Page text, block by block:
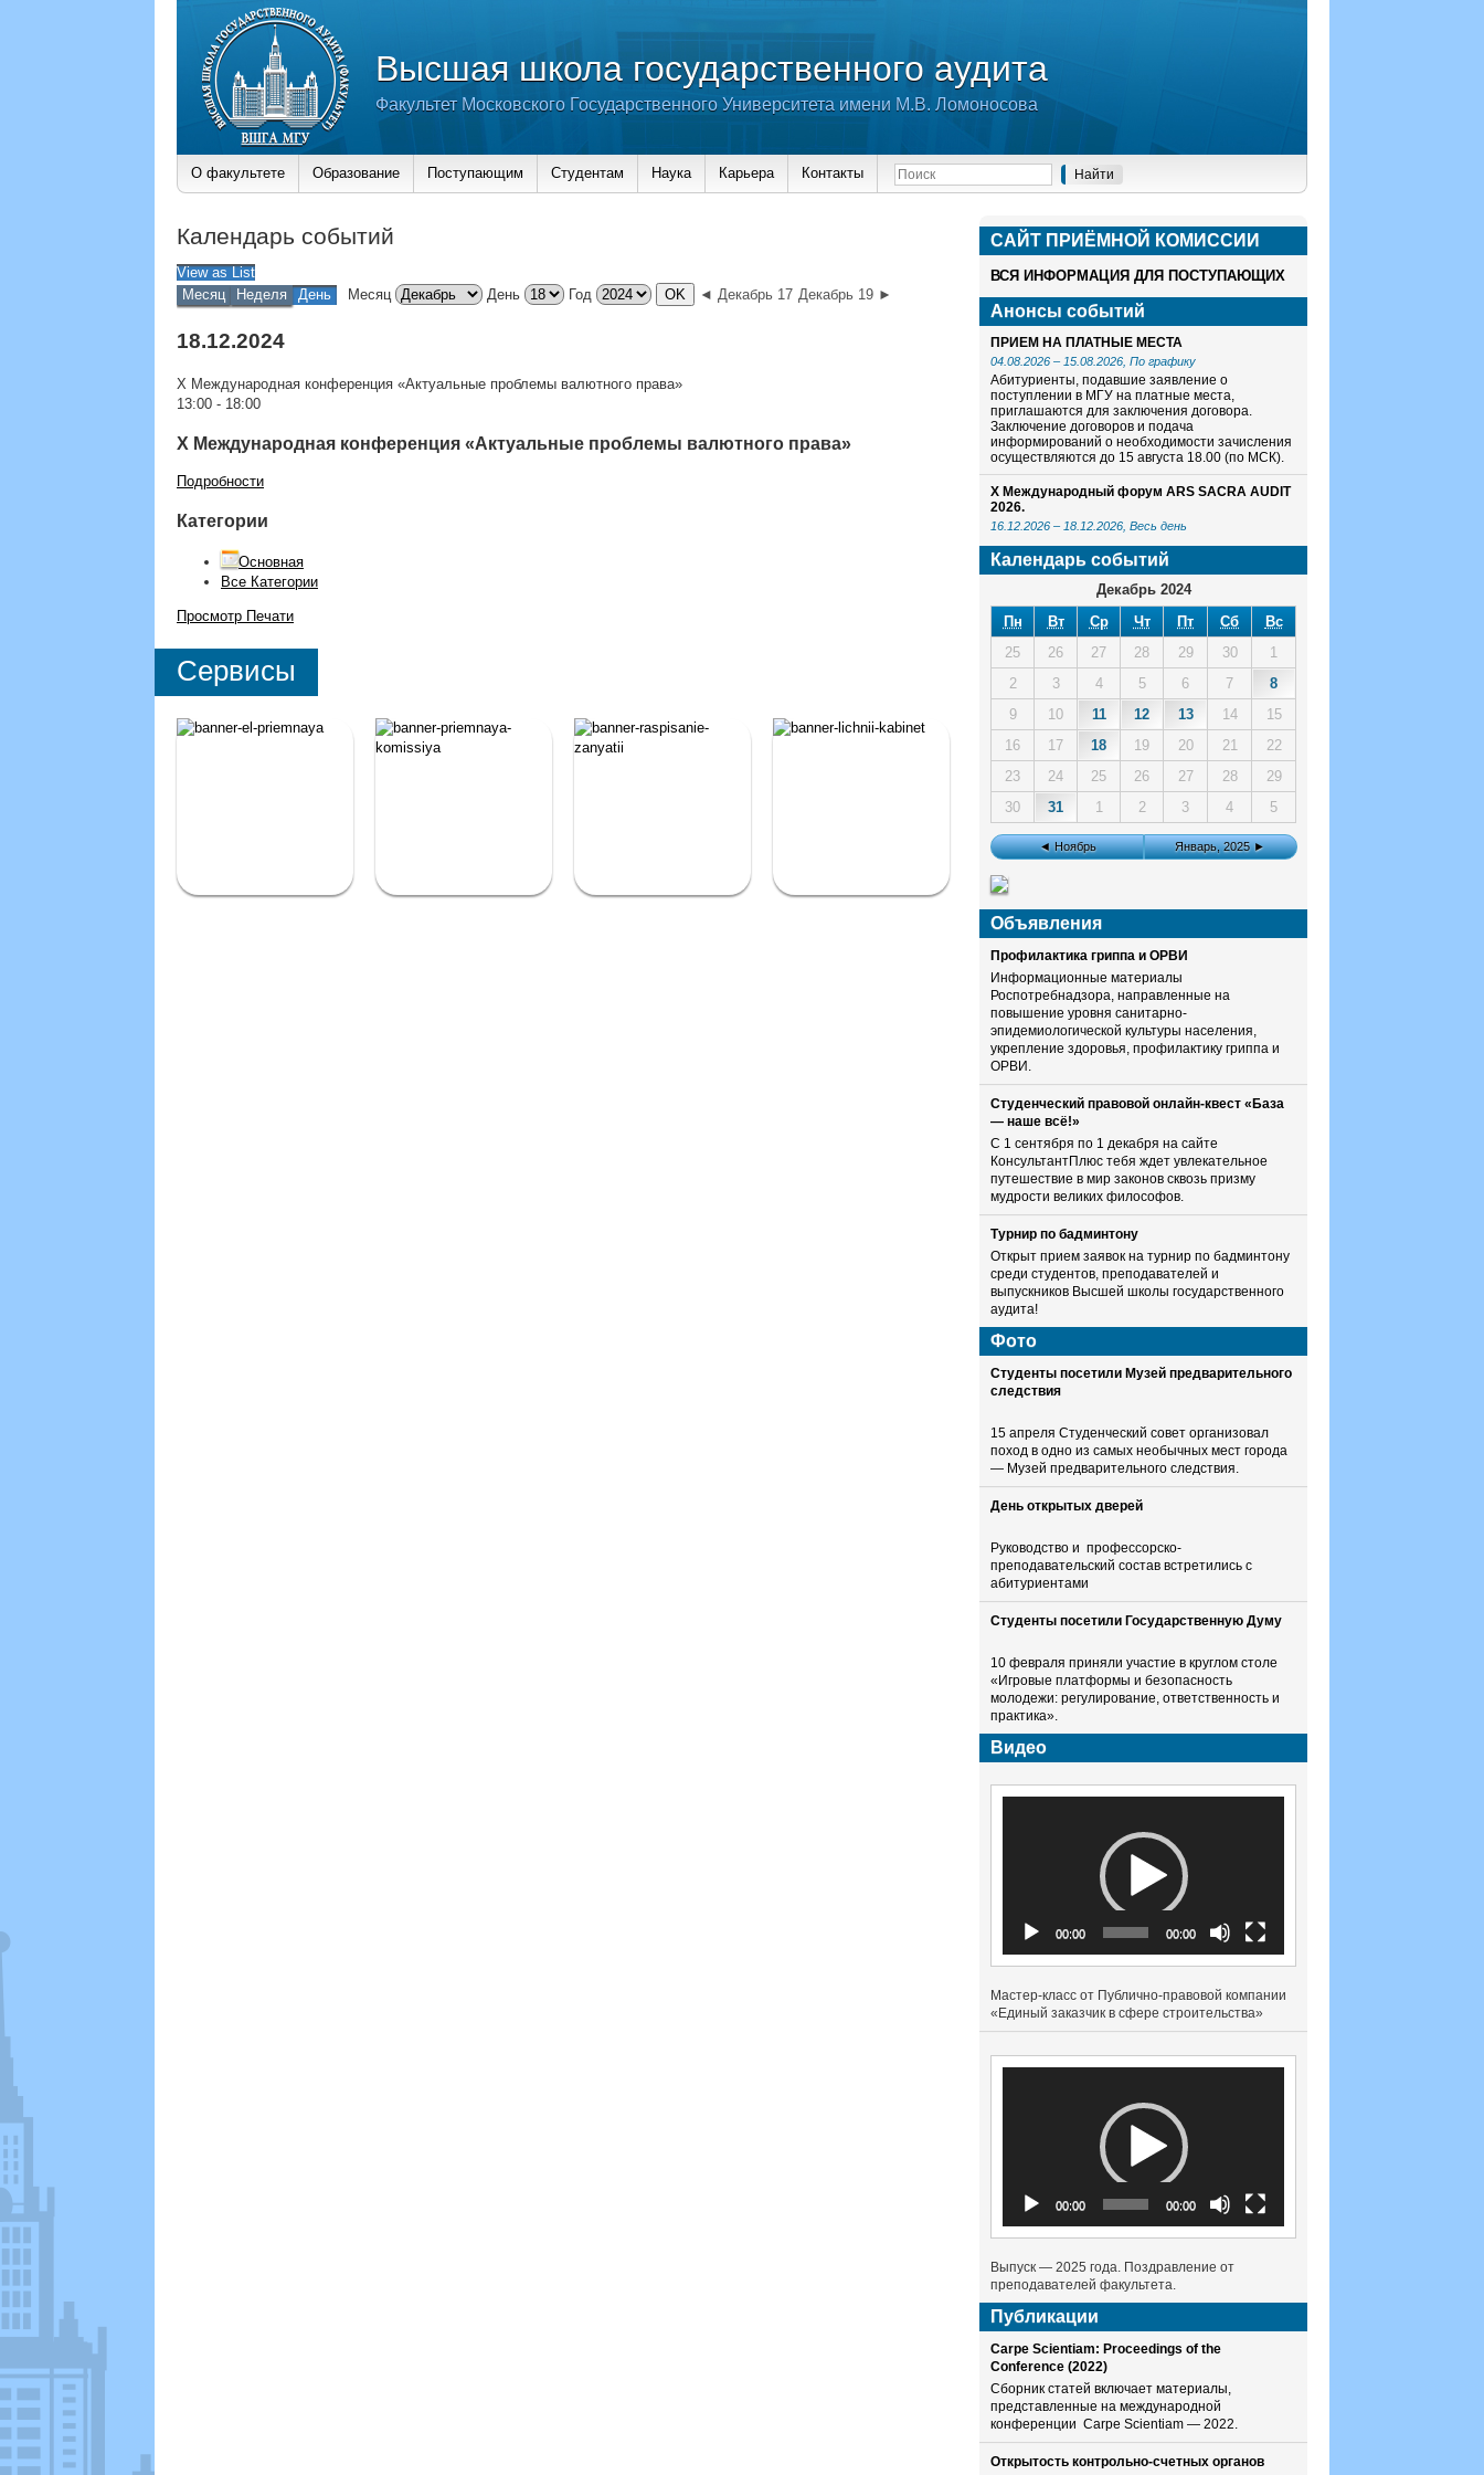
Высшая школа государственного аудита
Факультет Московского Государственного Университета имени М.В. Ломоносова
О факультете Образование Поступающим Студентам Наука Карьера Контакты
Календарь событий
View asList
Месяц
Неделя День Месяц День Год ◄ Декабрь 17 Декабрь 19 ►
18.12.2024
X Международная конференция «Актуальные проблемы валютного права»
13:00 - 18:00
X Международная конференция «Актуальные проблемы валютного права»
Подробности
Категории
Основная
Все Категории
Просмотр Печати
Сервисы
САЙТ ПРИЁМНОЙ КОМИСCИИ
ВСЯ ИНФОРМАЦИЯ ДЛЯ ПОСТУПАЮЩИХ
Анонсы событий
ПРИЕМ НА ПЛАТНЫЕ МЕСТА
04.08.2026 – 15.08.2026 , По графику
Абитуриенты, подавшие заявление о
поступлении в МГУ на платные места,
приглашаются для заключения договора.
Заключение договоров и подача
информирований о необходимости зачисления
осуществляются до 15 августа 18.00 (по МСК).
X Международный форум ARS SACRA AUDIT
2026.
16.12.2026 – 18.12.2026 , Весь день
Календарь событий
Декабрь 2024
Пн
Вт Ср Чт Пт Сб
Вс
25
26 27 28 29 30
1
2
3 4 5 6 7
8
9
10 11 12 13 14
15
16
17 18 19 20 21
22
23
24 25 26 27 28
29
30
31 1 2 3 4 5
◄ Ноябрь Январь, 2025 ►
Объявления
Профилактика гриппа и ОРВИ
Информационные материалы
Роспотребнадзора, направленные на
повышение уровня санитарно-
эпидемиологической культуры населения,
укрепление здоровья, профилактику гриппа и
ОРВИ.
Студенческий правовой онлайн-квест «База
— наше всё!»
С 1 сентября по 1 декабря на сайте
КонсультантПлюс тебя ждет увлекательное
путешествие в мир законов сквозь призму
мудрости великих философов.
Турнир по бадминтону
Открыт прием заявок на турнир по бадминтону
среди студентов, преподавателей и
выпускников Высшей школы государственного
аудита!
Фото
Студенты посетили Музей предварительного
следствия
15 апреля Студенческий совет организовал
поход в одно из самых необычных мест города
— Музей предварительного следствия.
День открытых дверей
Руководство и профессорско-
преподавательский состав встретились с
абитуриентами
Студенты посетили Государственную Думу
10 февраля приняли участие в круглом столе
«Игровые платформы и безопасность
молодежи: регулирование, ответственность и
практика».
Видео
00:00 00:00
Мастер-класс от Публично-правовой компании
«Единый заказчик в сфере строительства»
00:00 00:00
Выпуск — 2025 года. Поздравление от
преподавателей факультета.
Публикации
Carpe Scientiam: Proceedings of the
Conference (2022)
Сборник статей включает материалы,
представленные на международной
конференции Carpe Scientiam — 2022.
Открытость контрольно-счетных органов